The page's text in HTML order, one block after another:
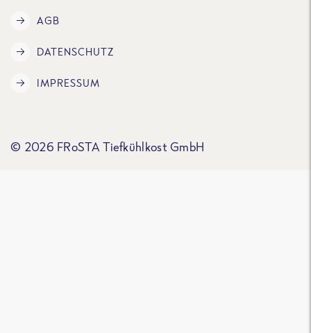
AGB
DATENSCHUTZ
IMPRESSUM
© 2026 FRoSTA Tiefkühlkost GmbH